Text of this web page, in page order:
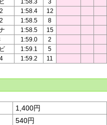
1:58.3
3
1:58.4
12
1:58.5
8
1:58.5
15
1:59.0
2
1:59.1
5
1:59.2 11
1,400円
540円